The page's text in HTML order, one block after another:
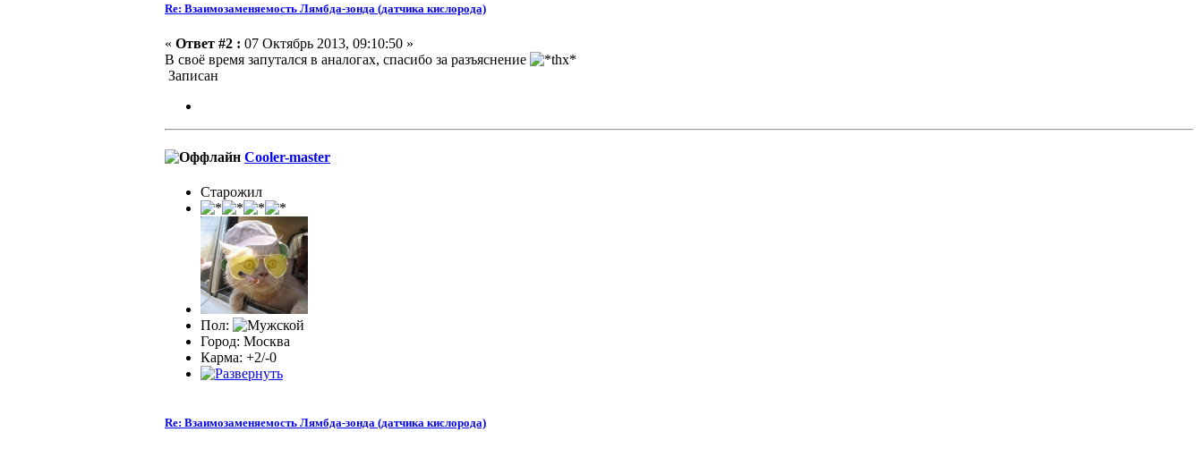
Re: Взаимозаменяемость Лямбда-зонда (датчика кислорода)
« Ответ #2 : 07 Октябрь 2013, 09:10:50 »
В своё время запутался в аналогах, спасибо за разъяснение
Записан
Cooler-master
Старожил
Пол:
Город: Москва
Карма: +2/-0
Re: Взаимозаменяемость Лямбда-зонда (датчика кислорода)